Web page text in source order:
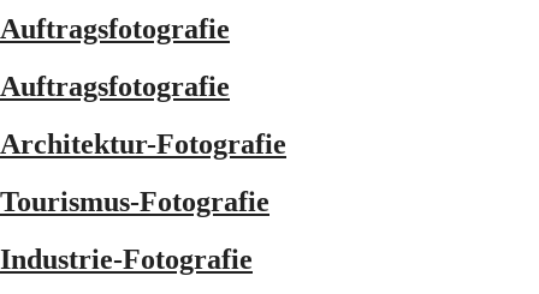
Auftragsfotografie
Auftragsfotografie
Architektur-Fotografie
Tourismus-Fotografie
Industrie-Fotografie